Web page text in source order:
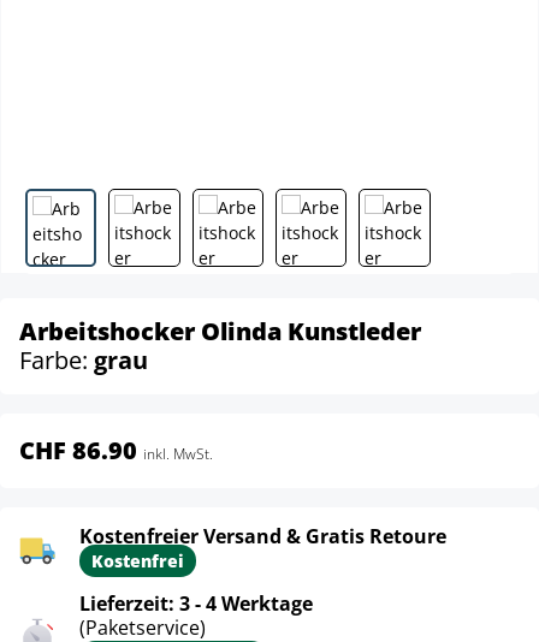
Arbeitshocker Olinda Kunstleder
Farbe: grau
CHF 86.90 inkl. MwSt.
Kostenfreier Versand & Gratis Retoure
Kostenfrei
Lieferzeit: 3 - 4 Werktage
(Paketservice)